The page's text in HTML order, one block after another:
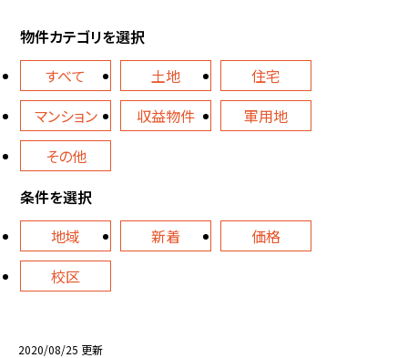
物件カテゴリを選択
すべて
土地
住宅
マンション
収益物件
軍用地
その他
条件を選択
地域
新着
価格
校区
2020/08/25 更新